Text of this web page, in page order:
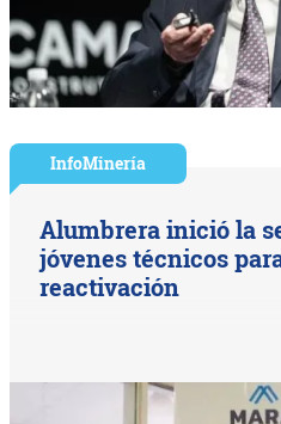
InfoMinería
Alumbrera inició la
jóvenes técnicos
reactivación